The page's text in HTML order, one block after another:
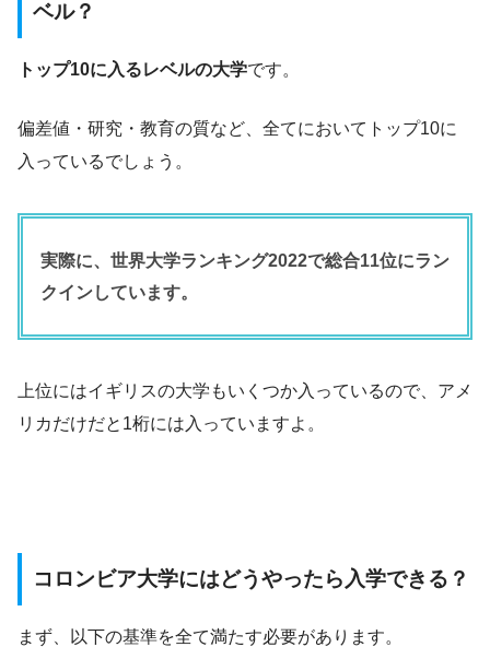
ベル？
トップ10に入るレベルの大学です。
偏差値・研究・教育の質など、全てにおいてトップ10に
入っているでしょう。
実際に、世界大学ランキング2022で総合11位にラン
クインしています。
上位にはイギリスの大学もいくつか入っているので、アメ
リカだけだと1桁には入っていますよ。
コロンビア大学にはどうやったら入学できる？
まず、以下の基準を全て満たす必要があります。